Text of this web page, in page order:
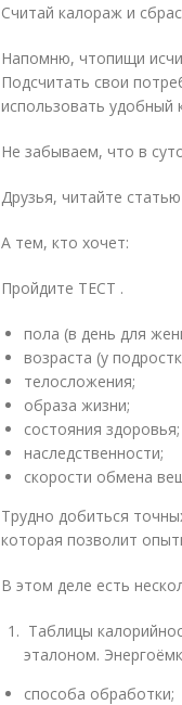
Считай калораж и
Напомню, чтопищи
Подсчитать свои
использовать удобный
Не забываем, что в
Друзья, читайте
А тем, кто хочет:
Пройдите ТЕСТ .
пола (в день для
возраста (у
телосложения;
образа жизни;
состояния здоровья;
наследственности;
скорости обмена
Трудно добиться
которая позволит
В этом деле есть
Таблицы
эталоном.
способа обработки;